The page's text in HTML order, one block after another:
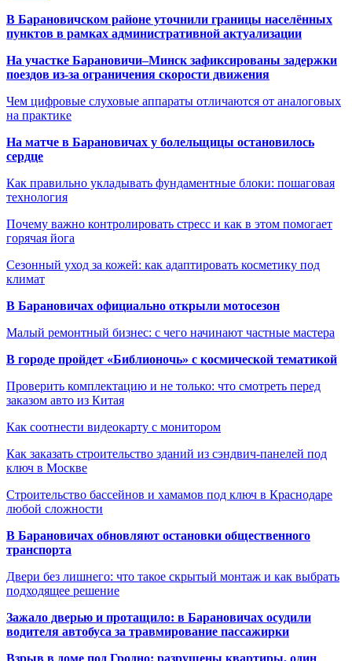
В Барановичском районе уточнили границы населённых
пунктов в рамках административной актуализации
На участке Барановичи–Минск зафиксированы задержки
поездов из-за ограничения скорости движения
Чем цифровые слуховые аппараты отличаются от аналоговых
на практике
На матче в Барановичах у болельщицы остановилось
сердце
Как правильно укладывать фундаментные блоки: пошаговая
технология
Почему важно контролировать стресс и как в этом помогает
горячая йога
Сезонный уход за кожей: как адаптировать косметику под
климат
В Барановичах официально открыли мотосезон
Малый ремонтный бизнес: с чего начинают частные мастера
В городе пройдет «Библионочь» с космической тематикой
Проверить комплектацию и не только: что смотреть перед
заказом авто из Китая
Как соотнести видеокарту с монитором
Как заказать строительство зданий из сэндвич-панелей под
ключ в Москве
Строительство бассейнов и хамамов под ключ в Краснодаре
любой сложности
В Барановичах обновляют остановки общественного
транспорта
Двери без лишнего: что такое скрытый монтаж и как выбрать
подходящее решение
Зажало дверью и протащило: в Барановичах осудили
водителя автобуса за травмирование пассажирки
Взрыв в доме под Гродно: разрушены квартиры, один